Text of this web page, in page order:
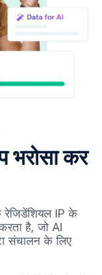
भरोसा कर
रेजिडेंशियल IP के
है, जो AI
संचालन के लिए